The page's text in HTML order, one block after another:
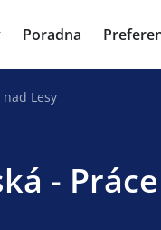
Poradna
nad Lesy
-